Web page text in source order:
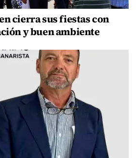
cierra sus fiestas con
y buen ambiente